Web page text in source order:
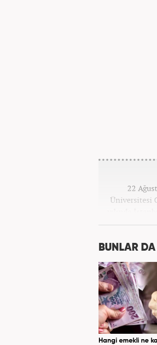
22
Üniversitesi
yılında
BUNLAR
Hangi emekli ne